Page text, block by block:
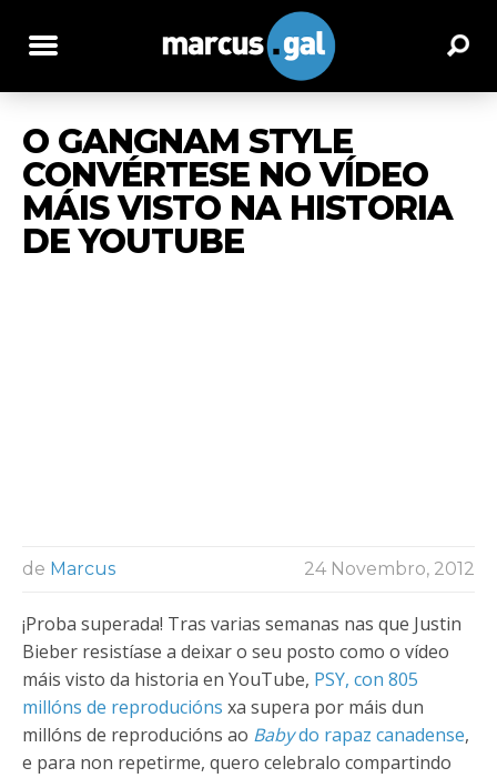
O GANGNAM STYLE
CONVÉRTESE NO VÍDEO
MÁIS VISTO NA HISTORIA
DE YOUTUBE
de Marcus 24 Novembro, 2012
¡Proba superada! Tras varias semanas nas que Justin
Bieber resistíase a deixar o seu posto como o vídeo
máis visto da historia en YouTube, PSY, con 805
millóns de reproducións xa supera por máis dun
millóns de reproducións ao Babydo rapaz canadense,
e para non repetirme, quero celebralo compartindo